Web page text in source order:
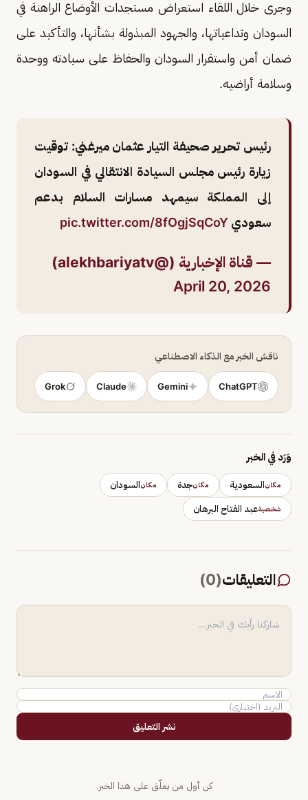
وجرى خلال اللقاء استعراض مستجدات الأوضاع الراهنة في
السودان وتداعياتها، والجهود المبذولة بشأنها، والتأكيد على
ضمان أمن واستقرار السودان والحفاظ على سيادته ووحدة
وسلامة أراضيه.
رئيس تحرير صحيفة التيار عثمان ميرغني: توقيت
زيارة رئيس مجلس السيادة الانتقالي في السودان
إلى المملكة سيمهد مسارات السلام بدعم
سعودي pic.twitter.com/8fOgjSqCoY
— قناة الإخبارية (@alekhbariyatv)
April 20, 2026
ناقش الخبر مع الذكاء الاصطناعي
ChatGPT
Gemini
Claude
Grok
وَرَد في الخبر
مكانالسعودية مكانجدة مكانالسودان
شخصيةعبد الفتاح البرهان
التعليقات(
0
)
نشر التعليق
كن أول من يعلّق على هذا الخبر.